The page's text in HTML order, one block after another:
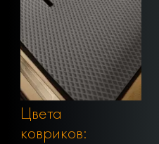
Цвета
ковриков: